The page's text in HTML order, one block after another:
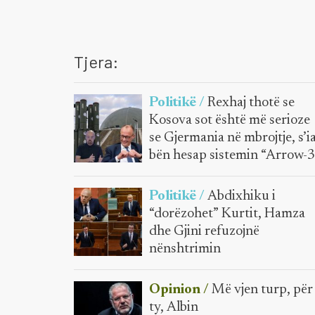
Tjera:
Politikë /Rexhaj thotë se
Kosova sot është më serioze
se Gjermania në mbrojtje,
bën hesap sistemin “Arrow-
Politikë /Abdixhiku i
“dorëzohet” Kurtit, Hamza
dhe Gjini refuzojnë
nënshtrimin
Opinion /Më vjen turp, për
ty, Albin